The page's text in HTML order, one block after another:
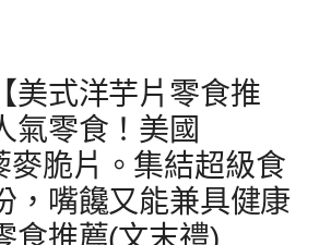
美式洋芋片零食推
氣零食！美國
麥脆片。集結超級食
，嘴饞又能兼具健康
食推薦(文末禮)